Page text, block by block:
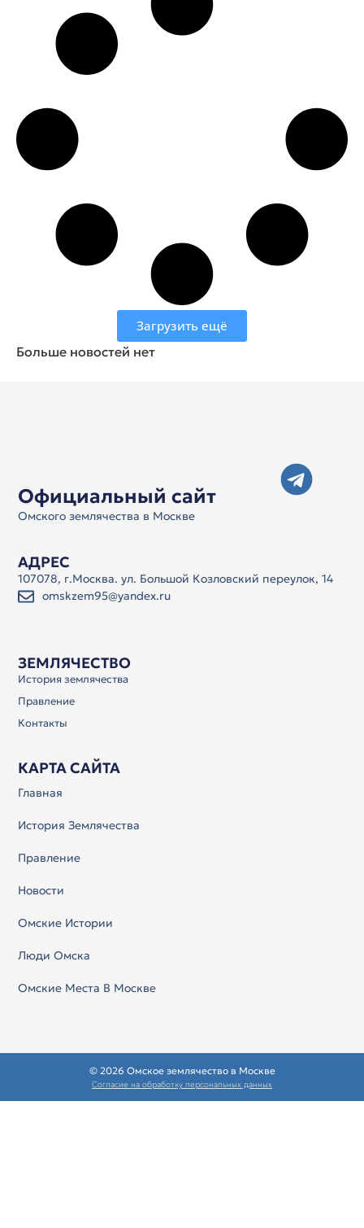
Загрузить ещё
Больше новостей нет
Официальный сайт
Омского землячества в Москве
ЗЕМЛЯЧЕСТВО
История землячества
Правление
Контакты
КАРТА САЙТА
Главная
История Землячества
Правление
Новости
Омские Истории
Люди Омска
Омские Места В Москве
АДРЕС
107078, г.Москва. ул. Большой Козловский переулок, 14
omskzem95@yandex.ru
© 2026 Омское землячество в Москве
Согласие на обработку персональных данных